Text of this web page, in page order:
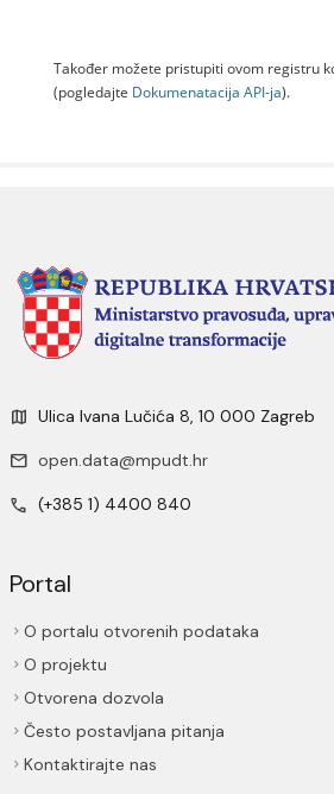
Također možete pristupiti ovom registru
(pogledajte Dokumenаtаcijа API-jа).